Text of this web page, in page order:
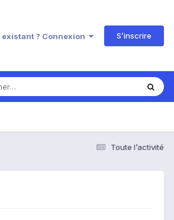
? Connexion S’inscrire
Toute l’activité